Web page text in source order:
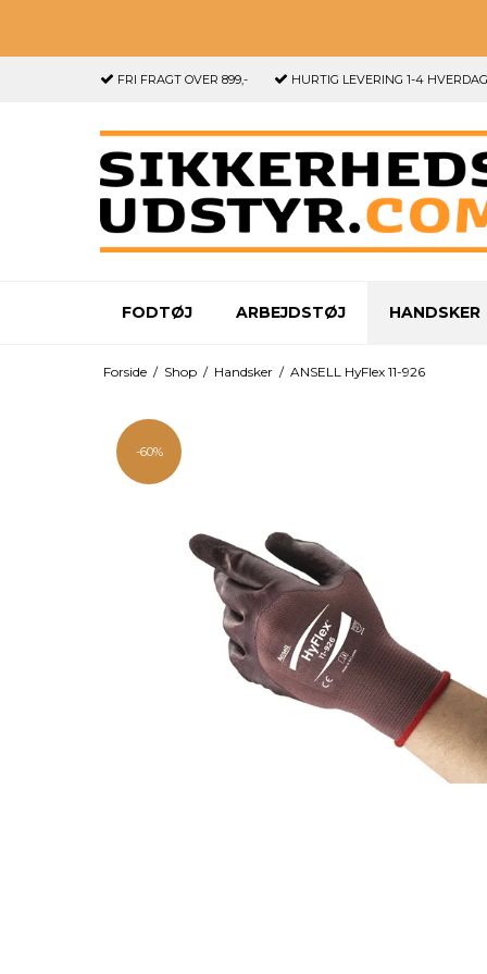
FRI FRAGT OVER 899,- HURTIG LEVERING 1-4
FODTØJ ARBEJDSTØJ HANDSKER
Forside / Shop / Handsker / ANSELL HyFlex 11-926
-60%